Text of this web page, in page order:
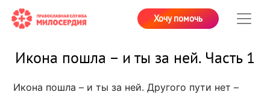
Хочу помочь
Икона пошла – и ты за ней. Часть 1
Икона пошла – и ты за ней. Другого пути нет –